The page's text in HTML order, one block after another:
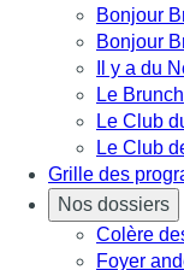
Bonjour
Bonjour
Il y a du
Le Brunch
Le Club
Le Club
Grille des
Nos dossiers
Colère
Foyer